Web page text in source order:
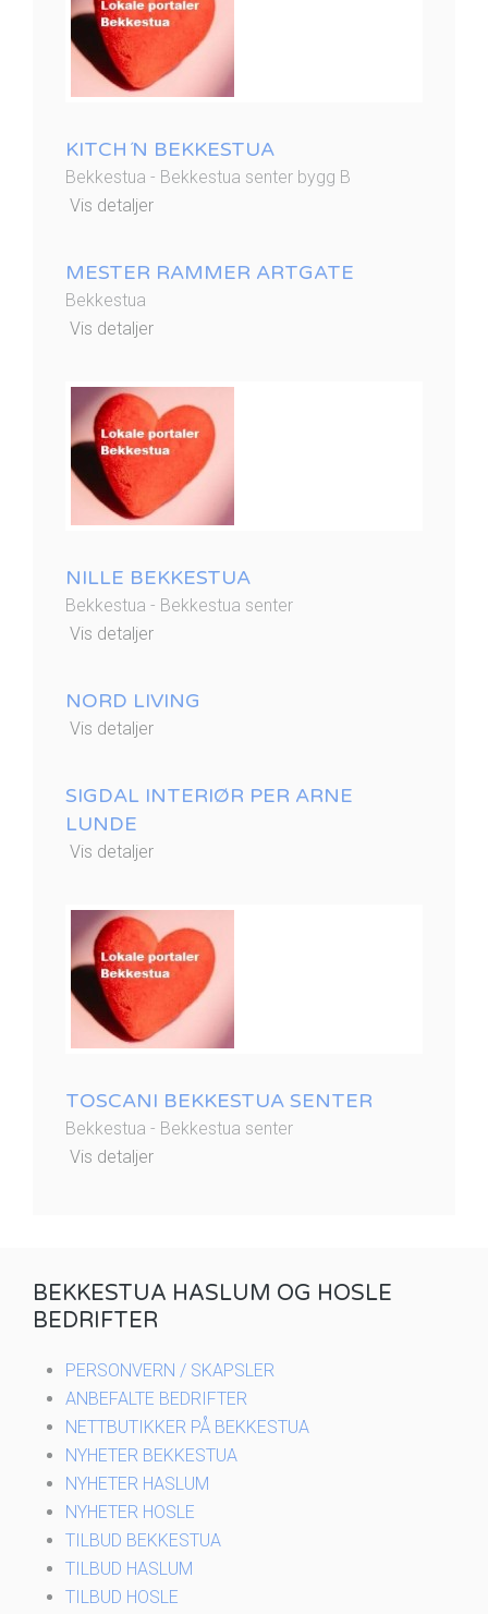
KITCH´N BEKKESTUA
Bekkestua - Bekkestua senter bygg B
Vis detaljer
MESTER RAMMER ARTGATE
Bekkestua
Vis detaljer
NILLE BEKKESTUA
Bekkestua - Bekkestua senter
Vis detaljer
NORD LIVING
Vis detaljer
SIGDAL INTERIØR PER ARNE
LUNDE
Vis detaljer
TOSCANI BEKKESTUA SENTER
Bekkestua - Bekkestua senter
Vis detaljer
BEKKESTUA HASLUM OG HOSLE
BEDRIFTER
PERSONVERN / SKAPSLER
ANBEFALTE BEDRIFTER
NETTBUTIKKER PÅ BEKKESTUA
NYHETER BEKKESTUA
NYHETER HASLUM
NYHETER HOSLE
TILBUD BEKKESTUA
TILBUD HASLUM
TILBUD HOSLE